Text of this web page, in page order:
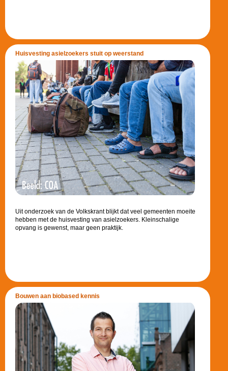
Huisvesting asielzoekers stuit op weerstand
Uit onderzoek van de Volkskrant blijkt dat veel gemeenten moeite
hebben met de huisvesting van asielzoekers. Kleinschalige
opvang is gewenst, maar geen praktijk.
Bouwen aan biobased kennis